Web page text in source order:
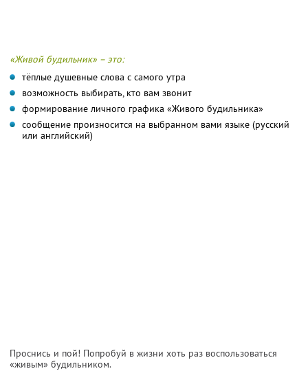
«Живой будильник» – это:
тёплые душевные слова с самого утра
возможность выбирать, кто вам звонит
формирование личного графика «Живого будильника»
сообщение произносится на выбранном вами языке (русский
или английский)
Проснись и пой! Попробуй в жизни хоть раз воспользоваться
«живым» будильником.